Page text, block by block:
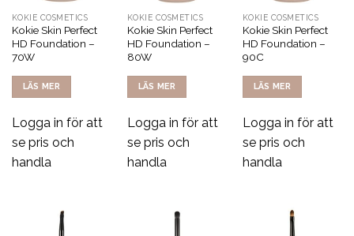
KOKIE COSMETICS
Kokie Skin Perfect
HD Foundation –
70W
LÄS MER
Logga in för att
se pris och
handla
KOKIE COSMETICS
Kokie Skin Perfect
HD Foundation –
80W
LÄS MER
Logga in för att
se pris och
handla
KOKIE COSMETICS
Kokie Skin Perfect
HD Foundation –
90C
LÄS MER
Logga in för att
se pris och
handla